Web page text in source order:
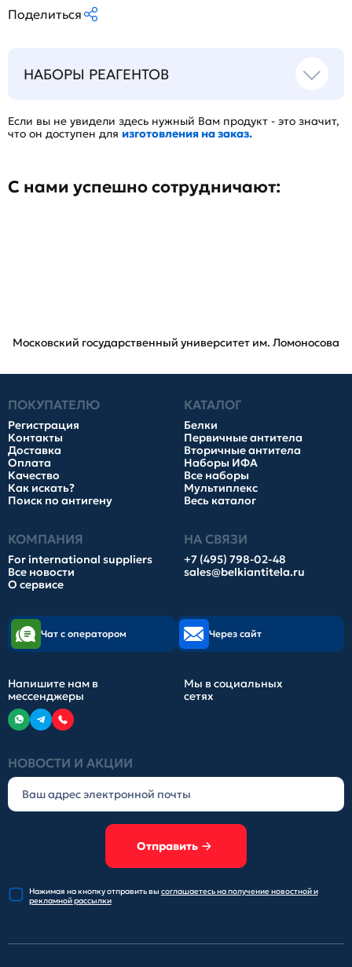
Поделиться
НАБОРЫ РЕАГЕНТОВ
Если вы не увидели здесь нужный Вам продукт - это значит,
что он доступен для изготовления на заказ.
С нами успешно сотрудничают:
Московский государственный университет им. Ломоносова
ПОКУПАТЕЛЮ
Регистрация
Контакты
Доставка
Оплата
Качество
Как искать?
Поиск по антигену
КАТАЛОГ
Белки
Первичные антитела
Вторичные антитела
Наборы ИФА
Все наборы
Мультиплекс
Весь каталог
КОМПАНИЯ
For international suppliers
Все новости
О сервисе
НА СВЯЗИ
+7 (495) 798-02-48
sales@belkiantitela.ru
НОВОСТИ И АКЦИИ
Отправить
Нажимая на кнопку отправитьвы соглашаетесь на получениеновостной и
рекламной рассылки
Чат с оператором Через сайт
Напишите нам в
мессенджеры
Мы в социальных
сетях